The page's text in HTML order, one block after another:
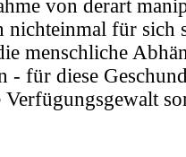
von derart
nichteinmal für sich
menschliche
für diese